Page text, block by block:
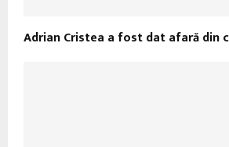
Adrian Cristea a fost dat afară din